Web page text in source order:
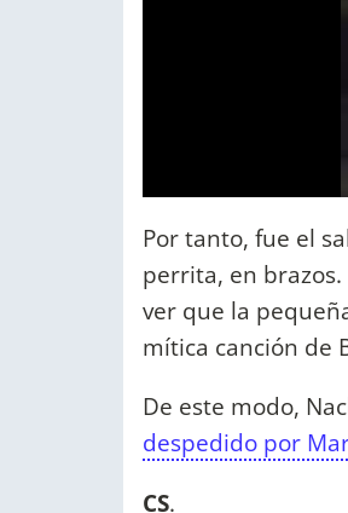
Por tanto, fue el
perrita, en
ver que la
mítica canción de
De este modo,
despedido por
CS.